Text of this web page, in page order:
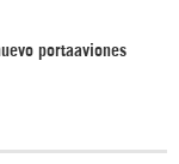
portaaviones